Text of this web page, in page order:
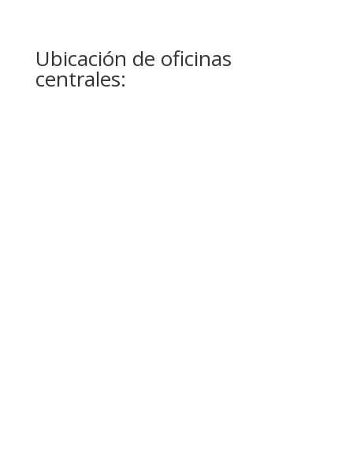
Ubicación de oficinas
centrales: